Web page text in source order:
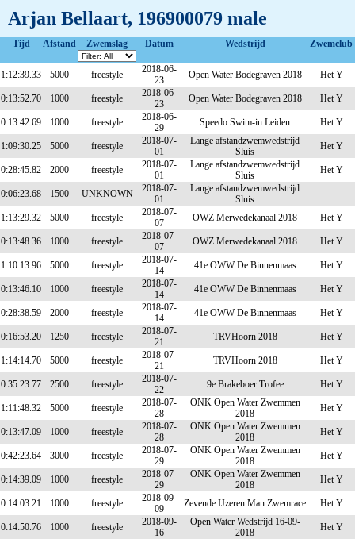
Arjan Bellaart, 196900079 male
Tijd Afstand Zwemslag Datum Wedstrijd Zwemclub
1:12:39.33 5000 freestyle
2018-06-
23
Open Water Bodegraven 2018 Het Y
0:13:52.70 1000 freestyle
2018-06-
23
Open Water Bodegraven 2018 Het Y
0:13:42.69 1000 freestyle
2018-06-
29
Speedo Swim-in Leiden Het Y
1:09:30.25 5000 freestyle
2018-07-
01
Lange afstandzwemwedstrijd
Sluis
Het Y
0:28:45.82 2000 freestyle
2018-07-
01
Lange afstandzwemwedstrijd
Sluis
Het Y
0:06:23.68 1500 UNKNOWN
2018-07-
01
Lange afstandzwemwedstrijd
Sluis
1:13:29.32
5000 freestyle
2018-07-
07
OWZ Merwedekanaal 2018 Het Y
0:13:48.36 1000 freestyle
2018-07-
07
OWZ Merwedekanaal 2018 Het Y
1:10:13.96 5000 freestyle
2018-07-
14
41e OWW De Binnenmaas Het Y
0:13:46.10 1000 freestyle
2018-07-
14
41e OWW De Binnenmaas Het Y
0:28:38.59 2000 freestyle
2018-07-
14
41e OWW De Binnenmaas Het Y
0:16:53.20 1250 freestyle
2018-07-
21
TRVHoorn 2018 Het Y
1:14:14.70 5000 freestyle
2018-07-
21
TRVHoorn 2018 Het Y
0:35:23.77 2500 freestyle
2018-07-
22
9e Brakeboer Trofee Het Y
1:11:48.32 5000 freestyle
2018-07-
28
ONK Open Water Zwemmen
2018
Het Y
0:13:47.09 1000 freestyle
2018-07-
28
ONK Open Water Zwemmen
2018
Het Y
0:42:23.64 3000 freestyle
2018-07-
29
ONK Open Water Zwemmen
2018
Het Y
0:14:39.09 1000 freestyle
2018-07-
29
ONK Open Water Zwemmen
2018
Het Y
0:14:03.21 1000 freestyle
2018-09-
09
Zevende IJzeren Man Zwemrace Het Y
0:14:50.76 1000 freestyle
2018-09-
16
Open Water Wedstrijd 16-09-
2018
Het Y